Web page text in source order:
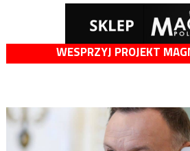
WESPRZYJ PROJEKT